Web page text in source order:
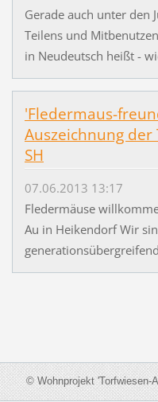
Gerade auch unter den
Teilens und
in Neudeutsch heißt -
'Fledermaus-
Auszeichnung der
SH
07.06.2013 13:17
Fledermäuse
Au in Heikendorf Wir
© Wohnprojekt 'Torfwiesen-